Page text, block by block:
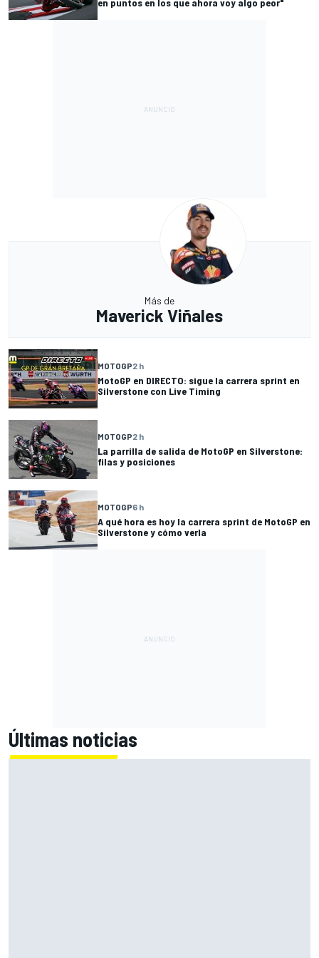
en puntos en los que ahora voy algo peor"
Más de
Maverick Viñales
MOTOGP2 h
MotoGP en DIRECTO: sigue la carrera sprint en
Silverstone con Live Timing
MOTOGP2 h
La parrilla de salida de MotoGP en Silverstone:
filas y posiciones
MOTOGP6 h
A qué hora es hoy la carrera sprint de MotoGP en
Silverstone y cómo verla
Últimas noticias